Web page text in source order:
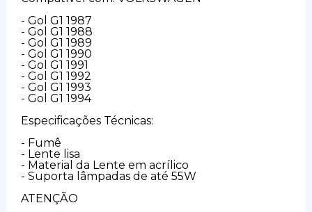
- Gol G1 1987
- Gol G1 1988
- Gol G1 1989
- Gol G1 1990
- Gol G1 1991
- Gol G1 1992
- Gol G1 1993
- Gol G1 1994
Especificações Técnicas:
- Fumê
- Lente lisa
- Material da Lente em acrílico
- Suporta lâmpadas de até 55W
ATENÇÃO